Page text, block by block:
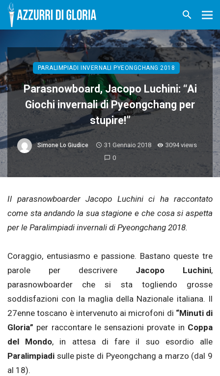
PARALIMPIADI INVERNALI PYEONGCHANG 2018
Parasnowboard, Jacopo Luchini: “Ai
Giochi invernali di Pyeongchang per
stupire!”
Simone Lo Giudice 31 Gennaio 2018
3094 views
0
Il parasnowboarder Jacopo Luchini ci ha raccontato
come sta andando la sua stagione e che cosa si aspetta
per le Paralimpiadi invernali di Pyeongchang 2018.
Coraggio, entusiasmo e passione. Bastano queste tre
parole per descrivere Jacopo Luchini,
parasnowboarder che si sta togliendo grosse
soddisfazioni con la maglia della Nazionale italiana. Il
27enne toscano è intervenuto ai microfoni di “Minuti di
Gloria” per raccontare le sensazioni provate in Coppa
del Mondo, in attesa di fare il suo esordio alle
Paralimpiadi sulle piste di Pyeongchang a marzo (dal 9
al 18).